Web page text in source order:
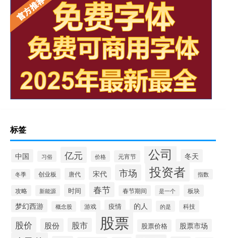
标签
中国 习俗 亿元 价格 元宵节 公司 冬天
冬季 创业板 唐代 宋代 市场 投资者 指数
攻略 新能源 时间 春节 春节期间 是一个 板块
梦幻西游 概念股 游戏 疫情 的人 的是 科技
股价 股份 股市 股票 股票价格 股票市场